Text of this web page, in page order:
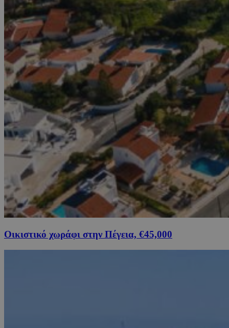
Οικιστικό χωράφι στην Πέγεια, €45,000